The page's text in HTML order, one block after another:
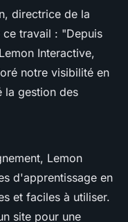
, directrice de la
travail : "Depuis
Interactive,
notre visibilité en
la gestion des
Lemon
d'apprentissage en
et faciles à utiliser.
site pour une